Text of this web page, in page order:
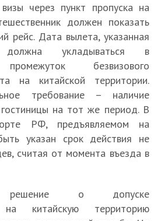
через пункт пропуска на
должен показать
рейс. Дата вылета, указанная
укладываться в
безвизового
на китайской территории.
требование – наличие
на тот же период. В
РФ, предъявляемом на
указан срок действия не
считая от момента въезда в
решение о допуске
на китайскую территорию